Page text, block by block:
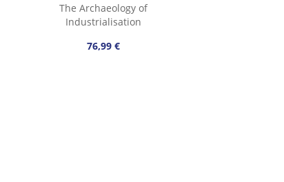
The Archaeology of
Industrialisation
76,99 €